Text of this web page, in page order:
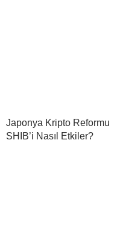
Japonya Kripto Reformu
SHIB’i Nasıl Etkiler?